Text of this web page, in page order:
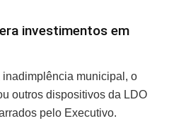
investimentos em
municipal, o
outros dispositivos da LDO
pelo Executivo.